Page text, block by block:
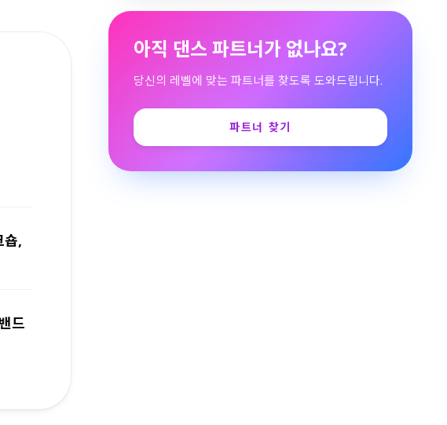
숍,
드
아직 댄스 파트너가 없나요?
당신의 레벨에 맞는 파트너를 찾도록 도와드립니다.
파트너 찾기